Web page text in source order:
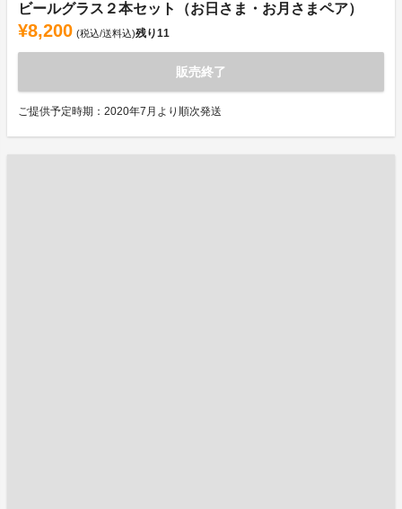
ビールグラス２本セット（お日さま・お月さまペア）
¥8,200 (税込/送料込)残り11
販売終了
ご提供予定時期：2020年7月より順次発送